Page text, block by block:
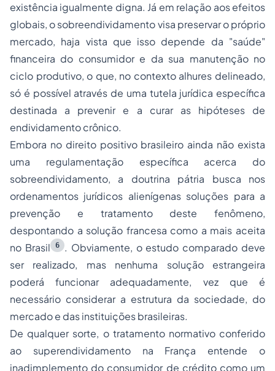
existência igualmente digna. Já em relação aos efeitos
globais, o sobreendividamento visa preservar o próprio
mercado, haja vista que isso depende da "saúde"
financeira do consumidor e da sua manutenção no
ciclo produtivo, o que, no contexto alhures delineado,
só é possível através de uma tutela jurídica específica
destinada a prevenir e a curar as hipóteses de
endividamento crônico.
Embora no direito positivo brasileiro ainda não exista
uma regulamentação específica acerca do
sobreendividamento, a doutrina pátria busca nos
ordenamentos jurídicos alienígenas soluções para a
prevenção e tratamento deste fenômeno,
despontando a solução francesa como a mais aceita
no Brasil
6 . Obviamente, o estudo comparado deve
ser realizado, mas nenhuma solução estrangeira
poderá funcionar adequadamente, vez que é
necessário considerar a estrutura da sociedade, do
mercado e das instituições brasileiras.
De qualquer sorte, o tratamento normativo conferido
ao superendividamento na França entende o
inadimplemento do consumidor de crédito como um